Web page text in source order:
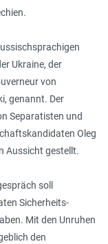
Ukraine, der
von
genannt. Der
Separatisten und
Oleg
Aussicht gestellt.
soll
Sicherheits-
Mit den Unruhen
den